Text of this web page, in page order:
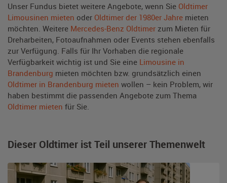
Unser Fundus bietet weitere Angebote, wenn Sie Oldtimer
Limousinen mieten oder Oldtimer der 1980er Jahre mieten
möchten. Weitere Mercedes-Benz Oldtimer zum Mieten für
Dreharbeiten, Fotoaufnahmen oder Events stehen ebenfalls
zur Verfügung. Falls für Ihr Vorhaben die regionale
Verfügbarkeit wichtig ist und Sie eine Limousine in
Brandenburg mieten möchten bzw. grundsätzlich einen
Oldtimer in Brandenburg mieten wollen – kein Problem, wir
haben bestimmt die passenden Angebote zum Thema
Oldtimer mieten für Sie.
Dieser Oldtimer ist Teil unserer Themenwelt